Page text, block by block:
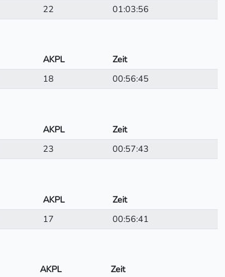
22 01:03:56
AKPL
Zeit
18 00:56:45
AKPL
Zeit
23 00:57:43
AKPL
Zeit
17 00:56:41
AKPL
Zeit